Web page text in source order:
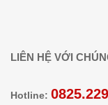
LIÊN HỆ VỚI
Hotline: